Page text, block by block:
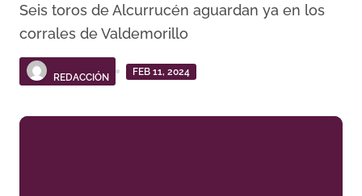
Seis toros de Alcurrucén aguardan ya en los
corrales de Valdemorillo
REDACCIÓN
FEB 11, 2024